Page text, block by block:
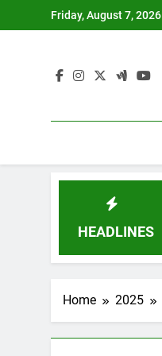
to
Friday, August 7, 2026
HEADLINES
Kampus Katolik
Home 2025